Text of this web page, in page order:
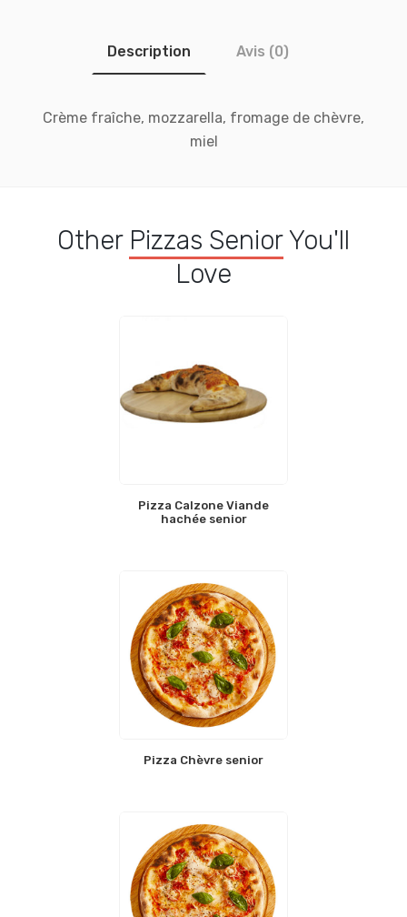
Description Avis (0)
Crème fraîche, mozzarella, fromage de chèvre,
miel
Other Pizzas Senior You'll
Love
Pizza Calzone Viande
hachée senior
Pizza Chèvre senior